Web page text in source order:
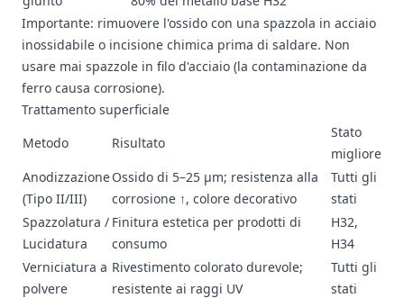
Importante: rimuovere l'ossido con una spazzola in acciaio
inossidabile o incisione chimica prima di saldare. Non
usare mai spazzole in filo d'acciaio (la contaminazione da
ferro causa corrosione).
Trattamento superficiale
Metodo
Risultato
Stato
migliore
Anodizzazione
(Tipo II/III)
Ossido di 5–25 μm; resistenza alla
corrosione ↑, colore decorativo
Tutti gli
stati
Spazzolatura /
Lucidatura
Finitura estetica per prodotti di
consumo
H32,
H34
Verniciatura a
polvere
Rivestimento colorato durevole;
resistente ai raggi UV
Tutti gli
stati